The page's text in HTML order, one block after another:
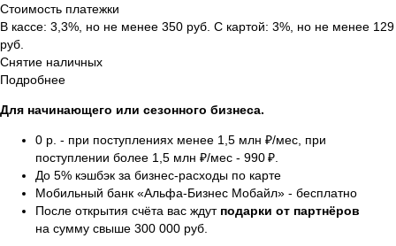
Стоимость платежки
В кассе: 3,3%, но не менее 350 руб. С картой: 3%, но не менее 129
руб.
Снятие наличных
Подробнее
Для начинающего или сезонного бизнеса.
0 р. - при поступлениях менее 1,5 млн ₽/мес, при
поступлении более 1,5 млн ₽/мес - 990 ₽.
До 5% кэшбэк за бизнес-расходы по карте
Мобильный банк «Альфа-Бизнес Мобайл» - бесплатно
После открытия счёта вас ждут подарки от партнёров
на сумму свыше 300 000 руб.